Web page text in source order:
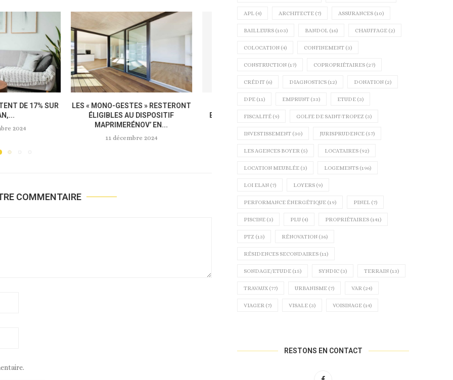
2025 ET SUR
TOUTE...
2024
MEUBLÉS DE TOURISME : LA
NOUVELLE LOI « ANTI-AIRBNB »...
18 novembre 2024
ÊTRE OBLIGATOIRE À...
APL (4) ARCHITECTE (7) ASSURANCES (10)
BAILLEURS (103) BANDOL (16) CHAUFFAGE (2)
COLOCATION (4) CONFINEMENT (3)
CONSTRUCTION (17) COPROPRIÉTAIRES (27)
CRÉDIT (6) DIAGNOSTICS (12) DONATION (2)
DPE (11) EMPRUNT (33) ETUDE (3)
FISCALITÉ (9) GOLFE DE SAINT-TROPEZ (3)
INVESTISSEMENT (30) JURISPRUDENCE (57)
LES AGENCES BOYER (5) LOCATAIRES (92)
LOCATION MEUBLÉE (3) LOGEMENTS (196)
LOI ELAN (7) LOYERS (9)
PERFORMANCE ÉNERGÉTIQUE (19) PINEL (7)
PISCINE (3) PLU (4) PROPRIÉTAIRES (141)
PTZ (13) RÉNOVATION (36)
RÉSIDENCES SECONDAIRES (11)
SONDAGE/ETUDE (15) SYNDIC (3) TERRAIN (13)
TRAVAUX (77) URBANISME (7) VAR (24)
VIAGER (7) VISALE (3) VOISINAGE (14)
RESTONS EN CONTACT